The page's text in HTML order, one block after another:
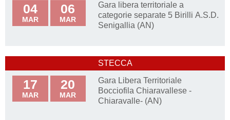
04
MAR
06
MAR
Gara libera territoriale a
categorie separate 5 Birilli A.S.D.
Senigallia (AN)
STECCA
17
MAR
20
MAR
Gara Libera Territoriale
Bocciofila Chiaravallese -
Chiaravalle- (AN)